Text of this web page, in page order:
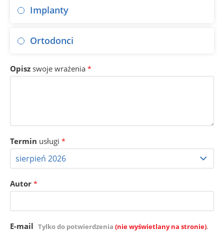
Implanty
Ortodonci
Opisz swoje wrażenia *
Termin usługi *
Autor *
E-mail Tylko do potwierdzenia (nie wyświetlany na stronie).